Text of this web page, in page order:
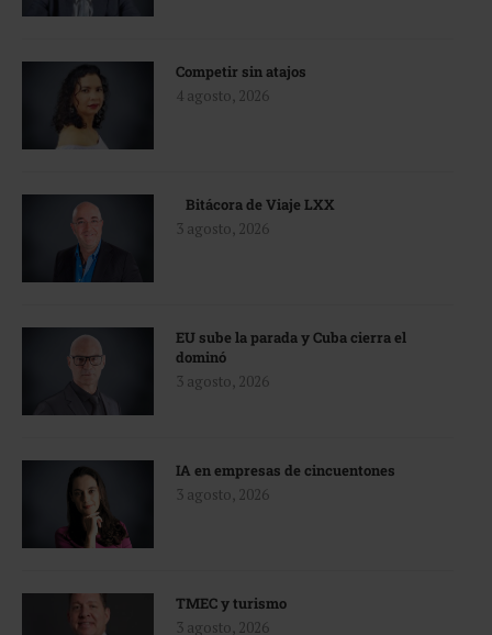
Competir sin atajos
4 agosto, 2026
Bitácora de Viaje LXX
3 agosto, 2026
EU sube la parada y Cuba cierra el
dominó
3 agosto, 2026
IA en empresas de cincuentones
3 agosto, 2026
TMEC y turismo
3 agosto, 2026